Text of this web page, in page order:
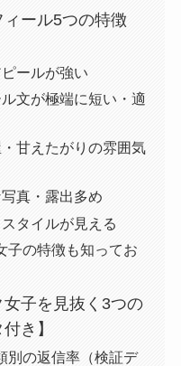
ール5つの特徴
ールが強い
文が極端に短い・適
甘えたがりの雰囲気
真・露出多め
タイルが見える
子の特徴も知ってお
子を見抜く3つの
き】
別の返信率（検証デ